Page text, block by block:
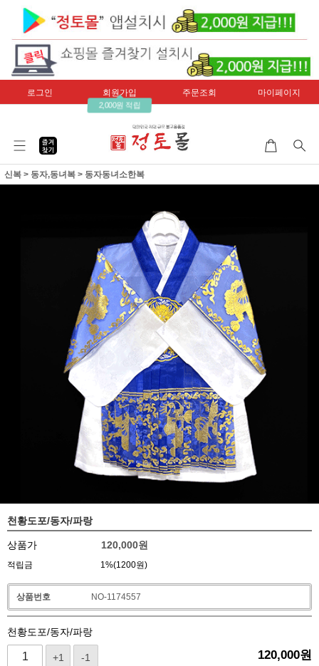
로그인 회원가입
2,000원 적립
주문조회 마이페이지
신복 > 동자,동녀복 > 동자동녀소한복
천황도포/동자/파랑
상품가 120,000원
적립금 1%(1200원)
상품번호 NO-1174557
천황도포/동자/파랑
+1 -1 120,000원